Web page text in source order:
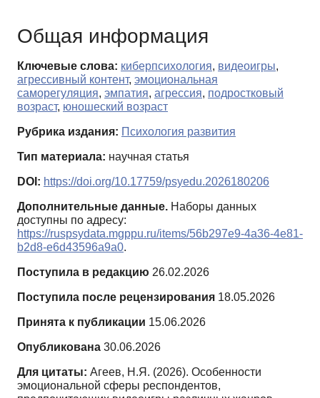
Общая информация
Ключевые слова: киберпсихология, видеоигры,
агрессивный контент, эмоциональная
саморегуляция, эмпатия, агрессия, подростковый
возраст, юношеский возраст
Рубрика издания: Психология развития
Тип материала: научная статья
DOI: https://doi.org/10.17759/psyedu.2026180206
Дополнительные данные. Наборы данных
доступны по адресу:
https://ruspsydata.mgppu.ru/items/56b297e9-4a36-4e81-
b2d8-e6d43596a9a0.
Поступила в редакцию 26.02.2026
Поступила после рецензирования 18.05.2026
Принята к публикации 15.06.2026
Опубликована 30.06.2026
Для цитаты: Агеев, Н.Я. (2026). Особенности
эмоциональной сферы респондентов,